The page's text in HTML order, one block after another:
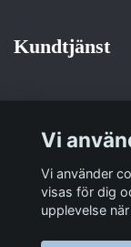
Kundtjänst
Sociala
Vi
Vi använder
visas för dig
upplevelse